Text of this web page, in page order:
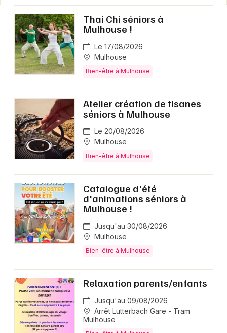
Thai Chi séniors à
Mulhouse !
Le 17/08/2026
Mulhouse
Bien-être à Mulhouse
Atelier création de tisanes
séniors à Mulhouse
Le 20/08/2026
Mulhouse
Bien-être à Mulhouse
Catalogue d'été
d'animations séniors à
Mulhouse !
Jusqu'au 30/08/2026
Mulhouse
Bien-être à Mulhouse
Relaxation parents/enfants
Jusqu'au 09/08/2026
Arrêt Lutterbach Gare - Tram
Mulhouse